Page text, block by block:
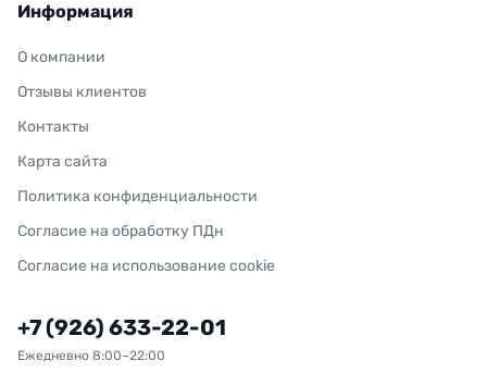
Информация
О компании
Отзывы клиентов
Контакты
Карта сайта
Политика конфиденциальности
Согласие на обработку ПДн
Согласие на использование cookie
+7 (926) 633-22-01
Ежедневно 8:00–22:00